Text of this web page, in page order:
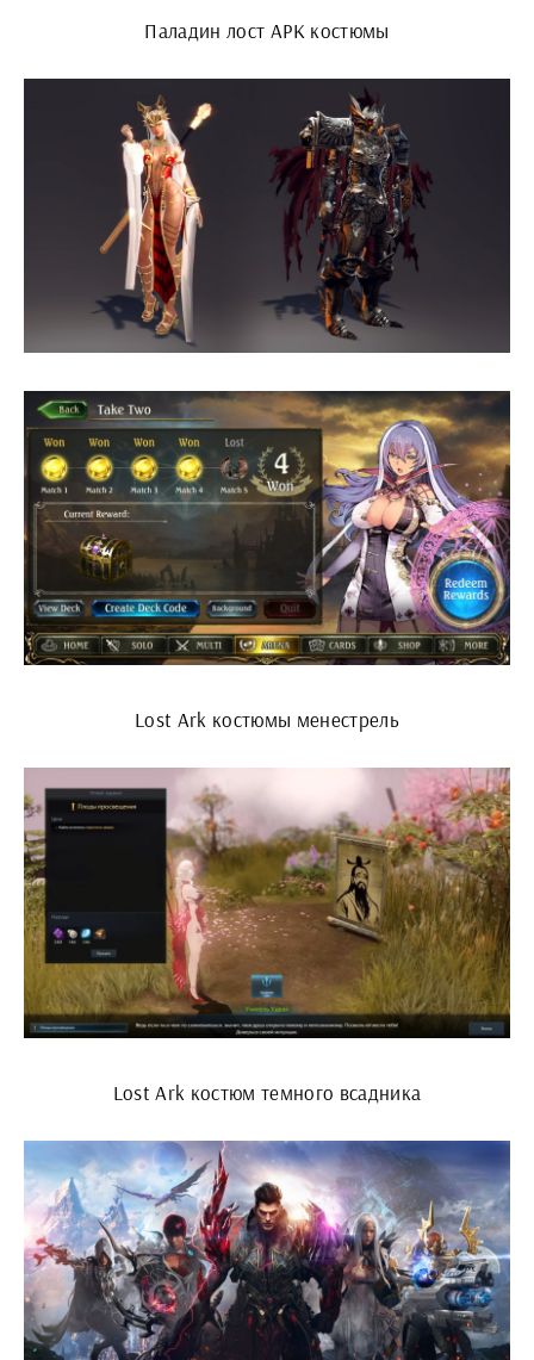
Паладин лост АРК костюмы
Lost Ark костюмы менестрель
Lost Ark костюм темного всадника